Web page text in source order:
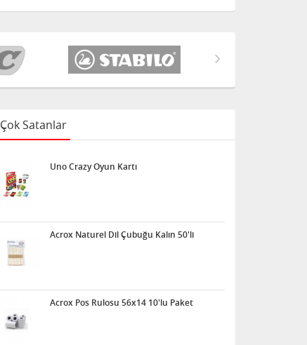
Çok Satanlar
Uno Crazy Oyun Kartı
Acrox Naturel Dil Çubuğu Kalın 50'li
Acrox Pos Rulosu 56x14 10'lu Paket